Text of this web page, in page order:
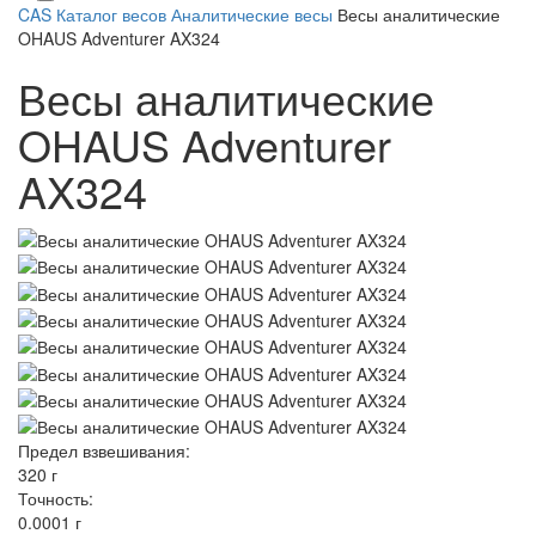
CAS Каталог весов Аналитические весы Весы аналитические
OHAUS Adventurer AX324
Весы аналитические
OHAUS Adventurer
AX324
Предел взвешивания:
320 г
Точность:
0.0001 г